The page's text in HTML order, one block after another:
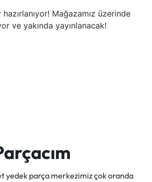
Mağazamız üzerinde
ve yakında yayınlanacak!
yedek parça merkezimiz çok oranda